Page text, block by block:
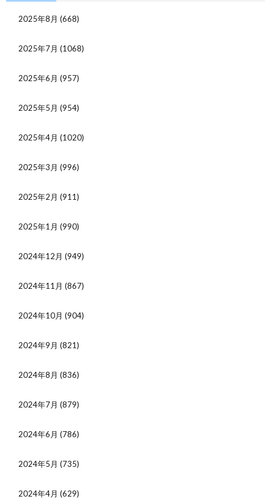
2025年8月 (668)
2025年7月 (1068)
2025年6月 (957)
2025年5月 (954)
2025年4月 (1020)
2025年3月 (996)
2025年2月 (911)
2025年1月 (990)
2024年12月 (949)
2024年11月 (867)
2024年10月 (904)
2024年9月 (821)
2024年8月 (836)
2024年7月 (879)
2024年6月 (786)
2024年5月 (735)
2024年4月 (629)